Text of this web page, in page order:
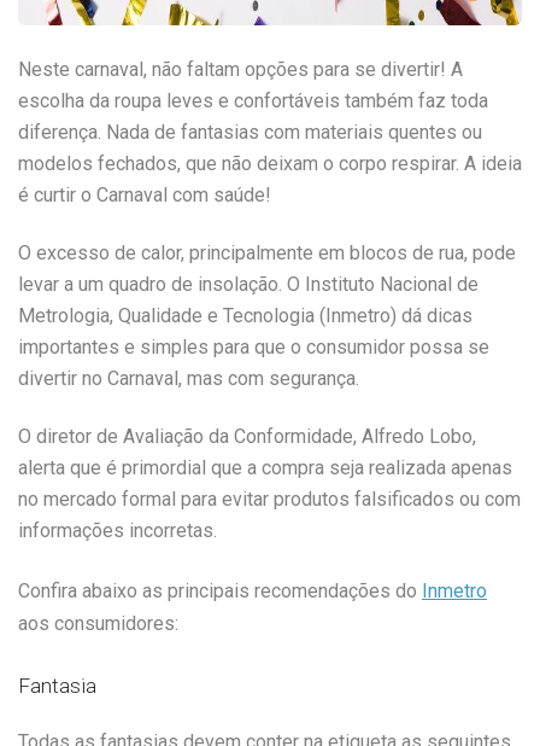
Neste carnaval, não faltam opções para se divertir! A
escolha da roupa leves e confortáveis também faz toda
diferença. Nada de fantasias com materiais quentes ou
modelos fechados, que não deixam o corpo respirar. A ideia
é curtir o Carnaval com saúde!
O excesso de calor, principalmente em blocos de rua, pode
levar a um quadro de insolação. O Instituto Nacional de
Metrologia, Qualidade e Tecnologia (Inmetro) dá dicas
importantes e simples para que o consumidor possa se
divertir no Carnaval, mas com segurança.
O diretor de Avaliação da Conformidade, Alfredo Lobo,
alerta que é primordial que a compra seja realizada apenas
no mercado formal para evitar produtos falsificados ou com
informações incorretas.
Confira abaixo as principais recomendações do Inmetro
aos consumidores:
Fantasia
Todas as fantasias devem conter na etiqueta as seguintes